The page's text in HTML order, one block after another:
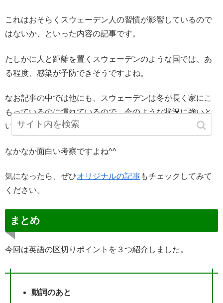
これはおそらくスウェーデン人の習慣が影響しているので
はないか、といった内容の記事です。
たしかに人と距離を置くスウェーデンのような国では、あ
る程度、感染が予防できそうですよね。
なお記事の中では他にも、スウェーデンは冬が長く家にこ
もっているのに慣れているので、今のような状況に強いと
いった指摘も
なかなか面白い考察ですよね^^
気になったら、ぜひオリジナルの記事もチェックしてみて
ください。
まとめ
今回は英語の区切りポイントを３つ紹介しました。
動詞のあと